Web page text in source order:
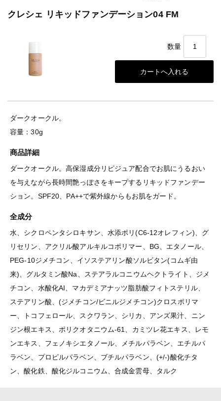
クレシェ リキッドファンデーション04 FM
数量
ダークオークル。
容量：30g
商品詳細
ダークオークル。高保湿成分リピジュア配合でお肌にうるおい
を与えながら長時間艶っぽさをキープするリキッドファンデー
ション。SPF20、PA++で紫外線からもお肌をガード。
全成分
水、シクロペンタシロキサン、水添ポリ(C6-12オレフィン)、グ
リセリン、アクリル酸アルキルコポリマー、BG、エタノール、
PEG-10ジメチコン、イソステアリン酸ソルビタン(コムギ由
来)、グルタミン酸Na、ステアラルコニウムヘクトライト、ジメ
チコン、水酸化AI、マカデミアナッツ脂肪酸フィトステリル、
ステアリン酸、(ジメチコン/ビニルジメチコン)クロスポリマ
ー、トコフェロール、スクワラン、シリカ、アンズ果汁、ニン
ジン根エキス、ポリクオタニウム-61、カミツレ花エキス、レモ
ンエキス、フェノキシエタノール、メチルパラベン、エチルパ
ラベン、プロピルパラベン、ブチルパラベン、(+/-)酸化チタ
ン、酸化鉄、酸化ジルコニウム、合成金雲母、タルク